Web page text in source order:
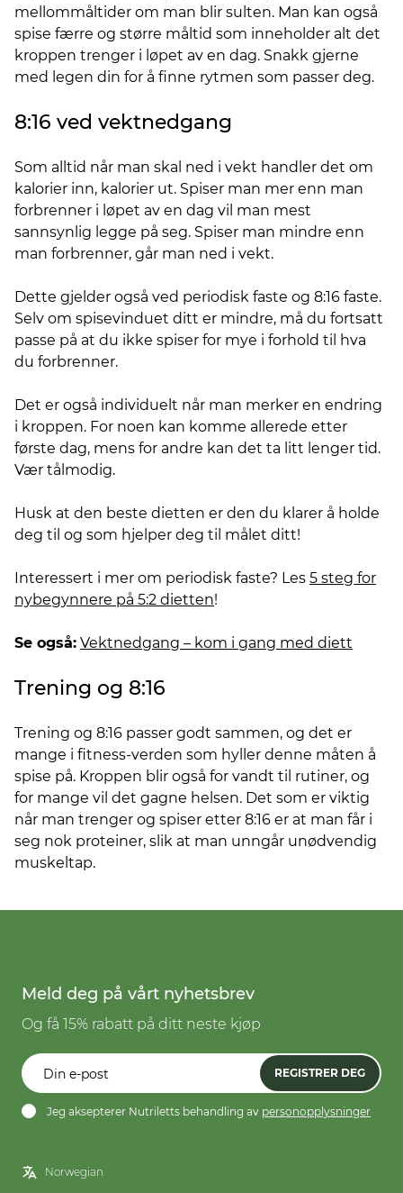
mellommåltider om man blir sulten. Man kan også
spise færre og større måltid som inneholder alt det
kroppen trenger i løpet av en dag. Snakk gjerne
med legen din for å finne rytmen som passer deg.
8:16 ved vektnedgang
Som alltid når man skal ned i vekt handler det om
kalorier inn, kalorier ut. Spiser man mer enn man
forbrenner i løpet av en dag vil man mest
sannsynlig legge på seg. Spiser man mindre enn
man forbrenner, går man ned i vekt.
Dette gjelder også ved periodisk faste og 8:16 faste.
Selv om spisevinduet ditt er mindre, må du fortsatt
passe på at du ikke spiser for mye i forhold til hva
du forbrenner.
Det er også individuelt når man merker en endring
i kroppen. For noen kan komme allerede etter
første dag, mens for andre kan det ta litt lenger tid.
Vær tålmodig.
Husk at den beste dietten er den du klarer å holde
deg til og som hjelper deg til målet ditt!
Interessert i mer om periodisk faste? Les 5 steg for
nybegynnere på 5:2 dietten!
Se også: Vektnedgang – kom i gang med diett
Trening og 8:16
Trening og 8:16 passer godt sammen, og det er
mange i fitness-verden som hyller denne måten å
spise på. Kroppen blir også for vandt til rutiner, og
for mange vil det gagne helsen. Det som er viktig
når man trenger og spiser etter 8:16 er at man får i
seg nok proteiner, slik at man unngår unødvendig
muskeltap.
Meld deg på vårt nyhetsbrev
Og få 15% rabatt på ditt neste kjøp
REGISTRER DEG
Jeg aksepterer Nutriletts behandling av personopplysninger